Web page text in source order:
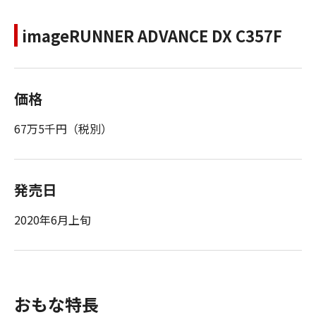
imageRUNNER ADVANCE DX C357F
価格
67万5千円（税別）
発売日
2020年6月上旬
おもな特長